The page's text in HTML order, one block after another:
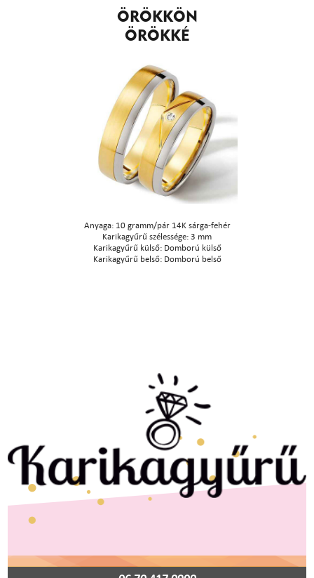
ÖRÖKKÖN
ÖRÖKKÉ
Anyaga: 10 gramm/pár 14K sárga-fehér
Karikagyűrű szélessége: 3 mm
Karikagyűrű külső: Domború külső
Karikagyűrű belső: Domború belső